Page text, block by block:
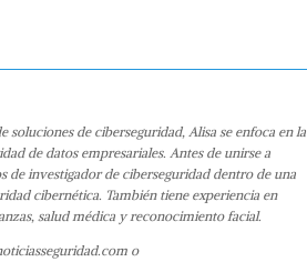
soluciones de ciberseguridad, Alisa se enfoca en la
de datos empresariales. Antes de unirse a
de investigador de ciberseguridad dentro de una
cibernética. También tiene experiencia en
salud médica y reconocimiento facial.
o